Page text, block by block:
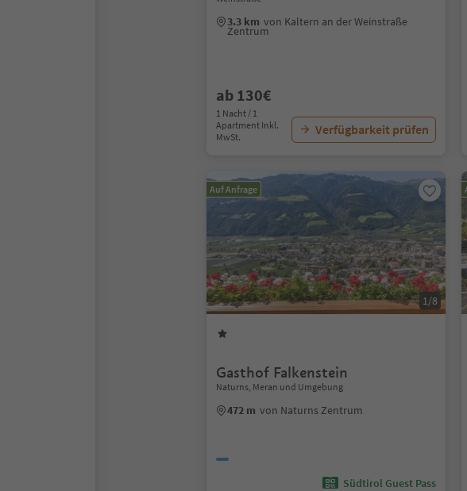
3.3 km von Kaltern an der Weinstraße
Zentrum
ab 130€
1 Nacht / 1
Apartment Inkl.
MwSt.
Verfügbarkeit prüfen
Auf Anfrage
1/8
Gasthof Falkenstein
Naturns, Meran und Umgebung
472 m von Naturns Zentrum
Südtirol Guest Pass